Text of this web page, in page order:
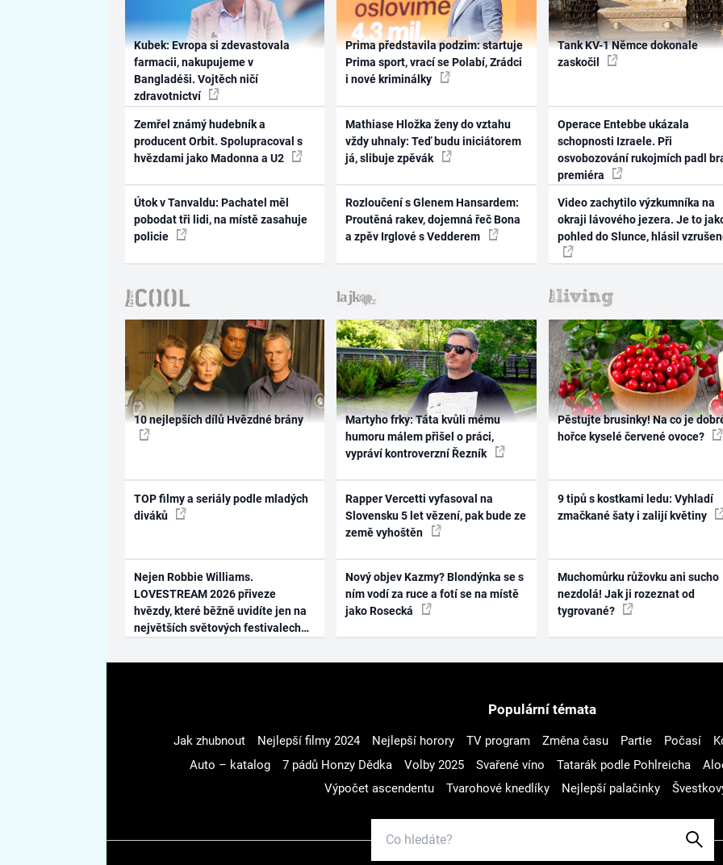
Kubek: Evropa si zdevastovala
farmacii, nakupujeme v
Bangladéši. Vojtěch ničí
zdravotnictví
Zemřel známý hudebník a
producent Orbit. Spolupracoval s
hvězdami jako Madonna a U2
Útok v Tanvaldu: Pachatel měl
pobodat tři lidi, na místě zasahuje
policie
Prima představila podzim: startuje
Prima sport, vrací se Polabí, Zrádci
i nové kriminálky
Mathiase Hložka ženy do vztahu
vždy uhnaly: Teď budu iniciátorem
já, slibuje zpěvák
Rozloučení s Glenem Hansardem:
Proutěná rakev, dojemná řeč Bona
a zpěv Irglové s Vedderem
Tank KV-1 Němce dokonale
zaskočil
Operace Entebbe ukázala
schopnosti Izraele. Při
osvobozování rukojmích padl
premiéra
Video zachytilo výzkumníka na
okraji lávového jezera. Je to
pohled do Slunce, hlásil
10 nejlepších dílů Hvězdné brány
TOP filmy a seriály podle mladých
diváků
Nejen Robbie Williams.
LOVESTREAM 2026 přiveze
hvězdy, které běžně uvidíte jen na
největších světových festivalech
Martyho frky: Táta kvůli mému
humoru málem přišel o práci,
vypráví kontroverzní Řezník
Rapper Vercetti vyfasoval na
Slovensku 5 let vězení, pak bude ze
země vyhoštěn
Nový objev Kazmy? Blondýnka se s
ním vodí za ruce a fotí se na místě
jako Rosecká
Pěstujte brusinky! Na co je
hořce kyselé červené ovoce?
9 tipů s kostkami ledu: Vyhladí
zmačkané šaty i zalijí květiny
Muchomůrku růžovku ani sucho
nezdolá! Jak ji rozeznat od
tygrované?
Populární témata
Jak zhubnout Nejlepší filmy 2024 Nejlepší horory TV program Změna času Partie Počasí
Auto – katalog
7 pádů Honzy Dědka Volby 2025 Svařené víno Tatarák podle Pohlreicha
Výpočet ascendentu
Tvarohové knedlíky Nejlepší palačinky